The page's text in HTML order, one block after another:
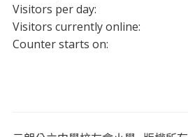
Visitors per day:
Visitors currently online:
Counter starts on: